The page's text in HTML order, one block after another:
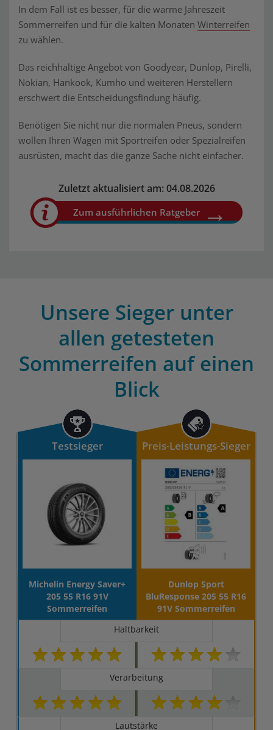
In dem Fall ist es besser, für die warme Jahreszeit
Sommerreifen und für die kalten Monaten Winterreifen
zu wählen.
Das reichhaltige Angebot von Goodyear, Dunlop, Pirelli,
Nokian, Hankook, Kumho und weiteren Herstellern
erschwert die Entscheidungsfindung häufig.
Benötigen Sie nicht nur die normalen Pneus, sondern
wollen Ihren Wagen mit Sportreifen oder Spezialreifen
ausrüsten, macht das die ganze Sache nicht einfacher.
Zuletzt aktualisiert am: 04.08.2026
Zum ausführlichen Ratgeber
Unsere Sieger unter
allen getesteten
Sommerreifen auf einen
Blick
Testsieger Preis-Leistungs-Sieger
Michelin Energy Saver+
205 55 R16 91V
Sommerreifen
Dunlop Sport
BluResponse 205 55 R16
91V Sommerreifen
Haltbarkeit
Verarbeitung
Lautstärke